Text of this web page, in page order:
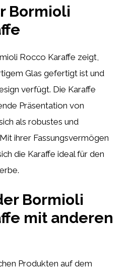
Bormioli
Rocco Karaffe zeigt,
Glas gefertigt ist und
verfügt. Die Karaffe
Präsentation von
als robustes und
ihrer Fassungsvermögen
die Karaffe ideal für den
Bormioli
mit anderen
Produkten auf dem